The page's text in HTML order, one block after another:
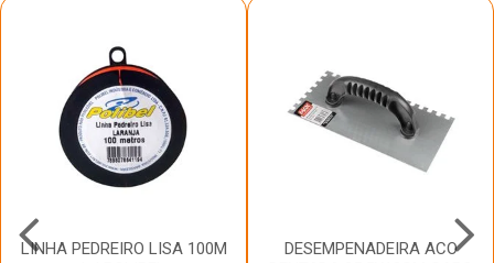
LINHA PEDREIRO LISA 100M
DESEMPENADEIRA ACO